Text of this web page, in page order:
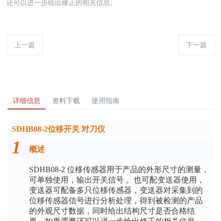
还可以进一步给出修正的相关信息。
上一篇 下一篇
详细信息 资料下载 使用指南
SDHB08-2位移开关 对刀仪
1 概述
SDHB08-2 位移传感器用于产品的外形尺寸的测量，
可单独使用，输出开关信号 。也可配变送器使用，
变送器可配备多只位移传感器，变送器对采集到的
位移传感器信号进行分析处理，得到被检测的产品
的外观尺寸数据，同时给出结构尺寸是否合格结